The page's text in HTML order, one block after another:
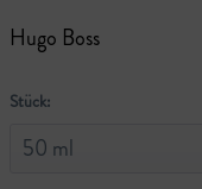
Hugo Boss
Stück: